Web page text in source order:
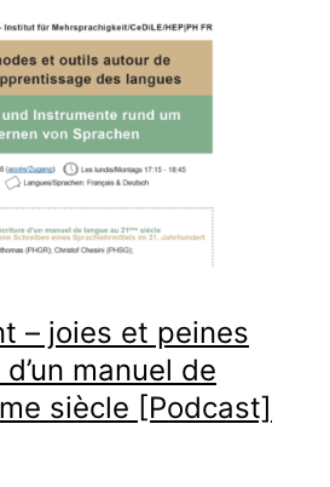
– joies et peines
manuel de
siècle [Podcast]